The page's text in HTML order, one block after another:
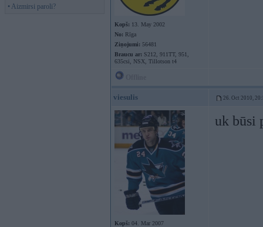
• Aizmirsi paroli?
Kopš: 13. May 2002
No: Rīga
Ziņojumi: 56481
Braucu ar: S212, 911TT, 951,
635csi, NSX, Tillotson t4
viesulis 26. Oct 2010,
Kopš: 04. Mar 2007
uk būsi